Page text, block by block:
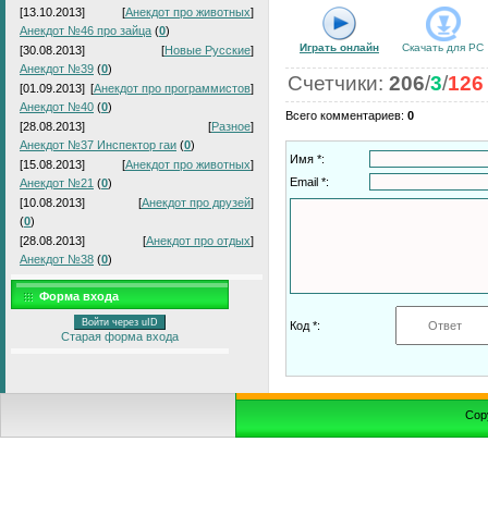
[13.10.2013]
[Анекдот про животных]
Анекдот №46 про зайца (0)
[30.08.2013]
[Новые Русские]
Анекдот №39 (0)
[01.09.2013] [Анекдот про программистов]
Анекдот №40 (0)
[28.08.2013]
[Разное]
Анекдот №37 Инспектор гаи (0)
[15.08.2013]
[Анекдот про животных]
Анекдот №21 (0)
[10.08.2013]
[Анекдот про друзей]
(0)
[28.08.2013]
[Анекдот про отдых]
Анекдот №38 (0)
Форма входа
Войти через uID
Старая форма входа
Играть онлайн Скачать для PC
Счетчики: 206/3/126
Всего комментариев: 0
Имя *:
Email *:
Код *: